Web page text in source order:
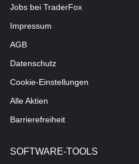
Jobs bei TraderFox
Impressum
AGB
Datenschutz
Cookie-Einstellungen
Alle Aktien
Barrierefreiheit
SOFTWARE-TOOLS